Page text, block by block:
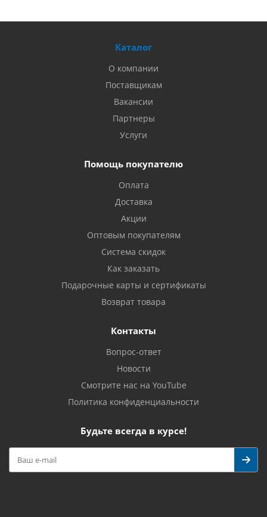
Каталог
О компании
Поставщикам
Вакансии
Партнеры
Услуги
Помощь покупателю
Оплата
Доставка
Акции
Оптовым покупателям
Система скидок
Как заказать
Подарочные карты и сертификаты
Возврат товара
Контакты
Вопрос-ответ
Новости
Смотрите нас на YouTube
Политика конфиденциальности
Будьте всегда в курсе!